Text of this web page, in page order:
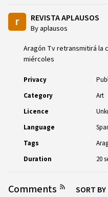
r REVISTA APLAUSOS
By aplausos
Aragón Tv retransmitirá la
miércoles
Privacy
Category
Art
Licence
Language
Tags
Duration
20
Comments SORT BY